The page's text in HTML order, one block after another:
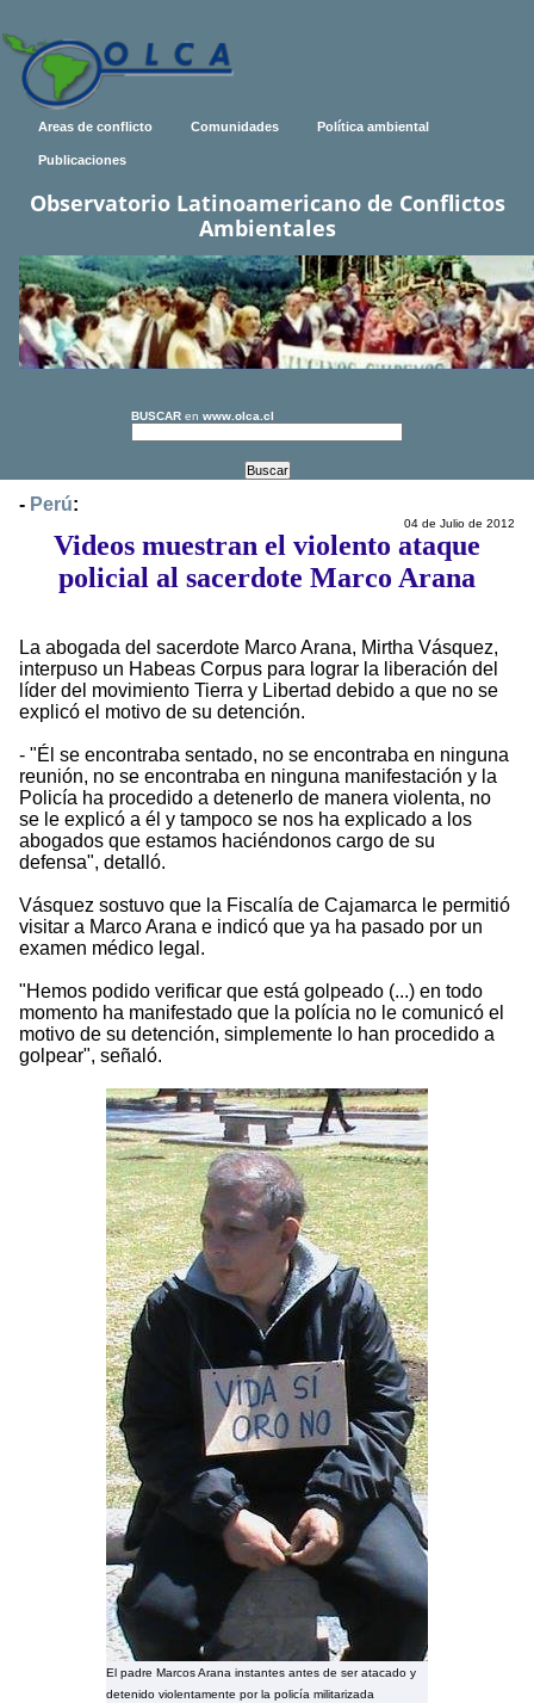
Areas de conflicto Comunidades Política ambiental
Publicaciones
Observatorio Latinoamericano de Conflictos
Ambientales
BUSCAR en www.olca.cl
- Perú:
04 de Julio de 2012
Videos muestran el violento ataque
policial al sacerdote Marco Arana
La abogada del sacerdote Marco Arana, Mirtha Vásquez,
interpuso un Habeas Corpus para lograr la liberación del
líder del movimiento Tierra y Libertad debido a que no se
explicó el motivo de su detención.
- "Él se encontraba sentado, no se encontraba en ninguna
reunión, no se encontraba en ninguna manifestación y la
Policía ha procedido a detenerlo de manera violenta, no
se le explicó a él y tampoco se nos ha explicado a los
abogados que estamos haciéndonos cargo de su
defensa", detalló.
Vásquez sostuvo que la Fiscalía de Cajamarca le permitió
visitar a Marco Arana e indicó que ya ha pasado por un
examen médico legal.
"Hemos podido verificar que está golpeado (...) en todo
momento ha manifestado que la polícia no le comunicó el
motivo de su detención, simplemente lo han procedido a
golpear", señaló.
El padre Marcos Arana instantes antes de ser atacado y
detenido violentamente por la policía militarizada